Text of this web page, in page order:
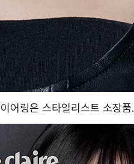
, 이어링은 스타일리스트 소장품.